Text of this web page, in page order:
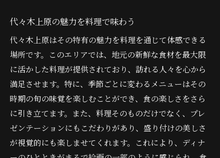
代々木上原の魅力を料理で味わう
代々木上原はその特有の魅力を料理を通じて体感できる
場所です。このエリアでは、地元の新鮮な食材を最大限
に活かした料理が提供されており、訪れる人々を心から
満足させます。特に、季節ごとに変わるメニューはその
時期の旬の味覚を楽しむことができ、食の楽しさをさら
に引き立てます。また、料理そのものだけでなく、プレ
ゼンテーションにもこだわりがあり、盛り付けの美しさ
が視覚的にも楽しませてくれます。これにより、ディナ